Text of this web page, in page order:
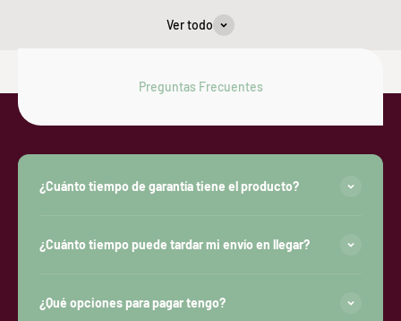
Ver todo
Preguntas Frecuentes
¿Cuánto tiempo de garantía tiene el producto?
¿Cuánto tiempo puede tardar mi envío en llegar?
¿Qué opciones para pagar tengo?